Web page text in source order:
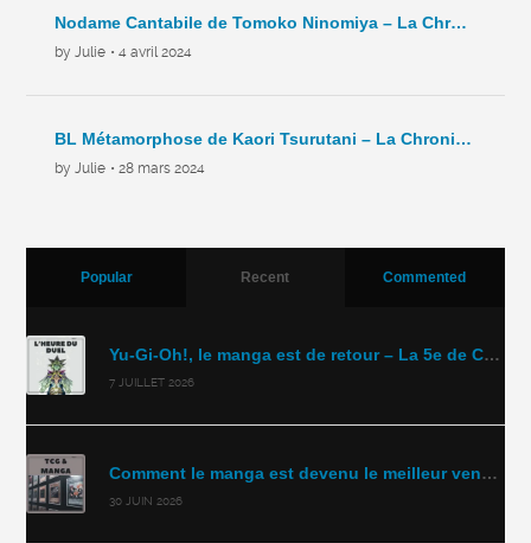
Nodame Cantabile de Tomoko Ninomiya – La Chronique Hebdo – C6 – 2024
by Julie • 4 avril 2024
BL Métamorphose de Kaori Tsurutani – La Chronique Hebdo – C5- 2024
by Julie • 28 mars 2024
Popular Recent Commented
Yu-Gi-Oh!, le manga est de retour – La 5e de Couv’ – #5DC – Saison 11 épisode 43
7 JUILLET 2026
Comment le manga est devenu le meilleur vendeur de TCG ? – La 5e de Couv’ – #5DC – Saison 11 épisode 42
30 JUIN 2026